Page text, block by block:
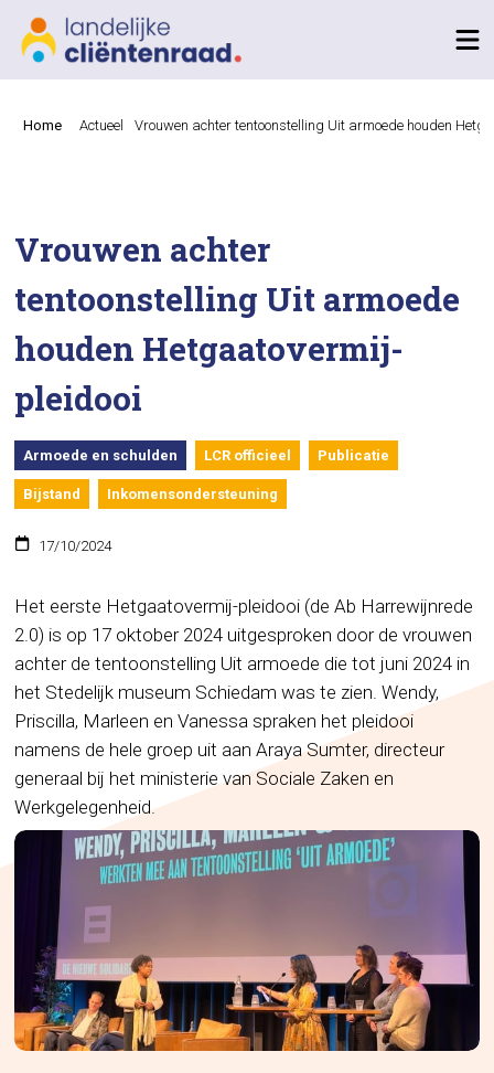
Home Actueel Vrouwen achter tentoonstelling Uit armoede houden
Vrouwen achter
tentoonstelling Uit armoede
houden Hetgaatovermij-
pleidooi
Armoede en schulden LCR officieel Publicatie
Bijstand Inkomensondersteuning
17/10/2024
Het eerste Hetgaatovermij-pleidooi (de Ab Harrewijnrede
2.0) is op 17 oktober 2024 uitgesproken door de vrouwen
achter de tentoonstelling Uit armoede die tot juni 2024 in
het Stedelijk museum Schiedam was te zien. Wendy,
Priscilla, Marleen en Vanessa spraken het pleidooi
namens de hele groep uit aan Araya Sumter, directeur
generaal bij het ministerie van Sociale Zaken en
Werkgelegenheid.